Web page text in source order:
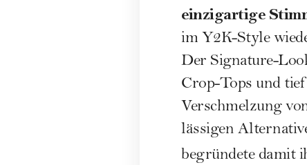
einzigartige
im Y2K-Style
Der Signature-
Crop-Tops und
Verschmelzung
lässigen
begründete damit